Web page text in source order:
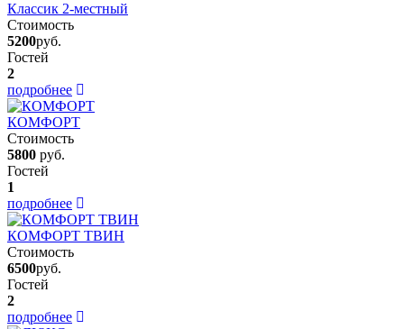
Классик 2-местный
Стоимость
5200руб.
Гостей
2
подробнее
КОМФОРТ
Стоимость
5800 руб.
Гостей
1
подробнее
КОМФОРТ ТВИН
Стоимость
6500руб.
Гостей
2
подробнее